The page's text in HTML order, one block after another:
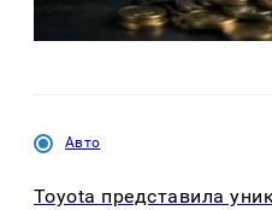
Авто
Toyota представила